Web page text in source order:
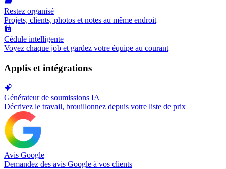
Restez organisé
Projets, clients, photos et notes au même endroit
Cédule intelligente
Voyez chaque job et gardez votre équipe au courant
Applis et intégrations
Générateur de soumissions IA
Décrivez le travail, brouillonnez depuis votre liste de prix
Avis Google
Demandez des avis Google à vos clients